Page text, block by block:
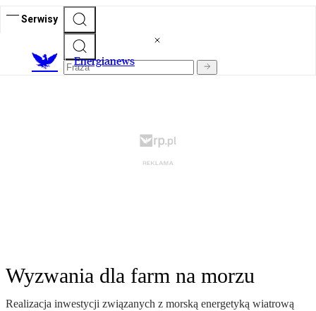
Serwisy
Energianews
Wyzwania dla farm na morzu
Realizacja inwestycji związanych z morską energetyką wiatrową